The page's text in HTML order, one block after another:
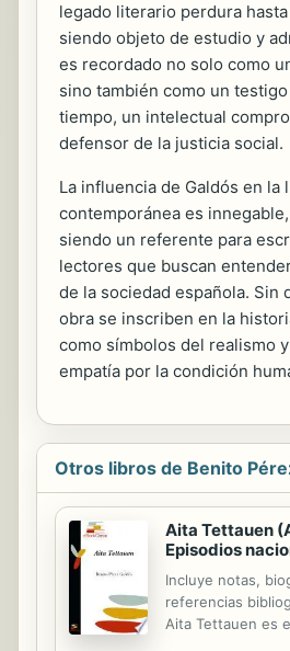
legado literario perdura
siendo objeto de estudio y
es recordado no solo como
sino también como un
tiempo, un intelectual
defensor de la justicia social.
La influencia de Galdós en la
contemporánea es
siendo un referente para
lectores que buscan
de la sociedad española. Sin
obra se inscriben en la
como símbolos del realismo
empatía por la condición
Otros libros de Benito
Aita Tettauen
Episodios
Incluye notas,
referencias
Aita Tettauen es
novela de la